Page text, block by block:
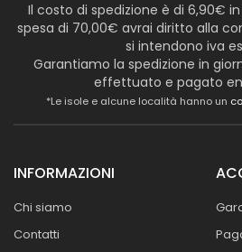
Il costo di spedizione è di 6,90€
spesa di 70,00€ avrai diritto alla
si intendono iva
Garantiamo la spedizione in
effettuato e pagato
*Le isole e alcune località hanno un
INFORMAZIONI
Chi siamo
Contatti